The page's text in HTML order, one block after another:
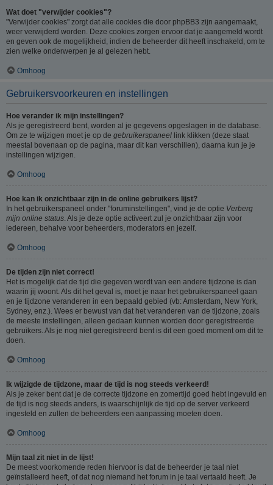
Wat doet "verwijder cookies"?
"Verwijder cookies" zorgt dat alle cookies die door phpBB3 zijn aangemaakt,
weer verwijderd worden. Deze cookies zorgen ervoor dat je aangemeld wordt
en geven ook de mogelijkheid, indien de beheerder dit heeft inschakeld, om te
zien welke onderwerpen je al gelezen hebt.
Omhoog
Gebruikersvoorkeuren en instellingen
Hoe verander ik mijn instellingen?
Als je geregistreerd bent, worden al je gegevens opgeslagen in de database.
Om ze te wijzigen moet je op de gebruikerspaneel link klikken (deze staat
meestal bovenaan op de pagina, maar dit kan verschillen), daarna kun je je
instellingen wijzigen.
Omhoog
Hoe kan ik onzichtbaar zijn in de online gebruikers lijst?
In het gebruikerspaneel onder "foruminstellingen", vind je de optie Verberg
mijn online status . Als je deze optie activeert zul je onzichtbaar zijn voor
iedereen, behalve voor beheerders, moderators en jezelf.
Omhoog
De tijden zijn niet correct!
Het is mogelijk dat de tijd die gegeven wordt van een andere tijdzone is dan
waarin jij woont. Als dit het geval is, moet je naar het gebruikerspaneel gaan
en je tijdzone veranderen in een bepaald gebied (vb: Amsterdam, New York,
Sydney, enz.). Wees er bewust van dat het veranderen van de tijdzone, zoals
de meeste instellingen, alleen gedaan kunnen worden door geregistreerde
gebruikers. Als je nog niet geregistreerd bent is dit een goed moment om dit te
doen.
Omhoog
Ik wijzigde de tijdzone, maar de tijd is nog steeds verkeerd!
Als je zeker bent dat je de correcte tijdzone en zomertijd goed hebt ingevuld en
de tijd is nog steeds anders, is waarschijnlijk de tijd op de server verkeerd
ingesteld en zullen de beheerders een aanpassing moeten doen.
Omhoog
Mijn taal zit niet in de lijst!
De meest voorkomende reden hiervoor is dat de beheerder je taal niet
geïnstalleerd heeft, of dat nog niemand het forum in je taal vertaald heeft. Je